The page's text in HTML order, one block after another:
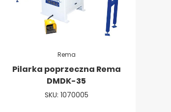
Rema
Pilarka poprzeczna Rema
DMDK-35
SKU: 1070005